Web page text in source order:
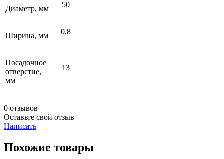
Диаметр, мм 50
Ширина, мм 0,8
Посадочное
отверстие,
мм
13
0 отзывов
Оставьте свой отзыв
Написать
Похожие товары